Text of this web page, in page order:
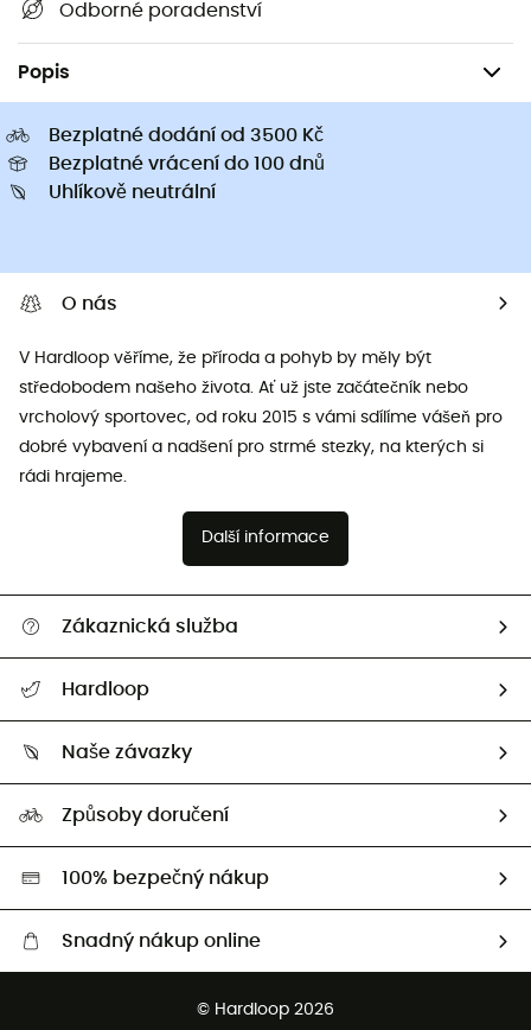
Odborné poradenství
Popis
Kempingové vybavení Kuchyně
Bezplatné dodání od 3500 Kč
Bezplatné vrácení do 100 dnů
Uhlíkově neutrální
O nás
V Hardloop věříme, že příroda a pohyb by měly být
středobodem našeho života. Ať už jste začátečník nebo
vrcholový sportovec, od roku 2015 s vámi sdílíme vášeň pro
dobré vybavení a nadšení pro strmé stezky, na kterých si
rádi hrajeme.
Další informace
Zákaznická služba
Vrácení zboží a peněz
Hardloop
Naši Ambasadoři
Naše závazky
Second hand
HardGreen
Způsoby doručení
100% bezpečný nákup
Snadný nákup online
Bezplatné vrácení do 100 dnů
© Hardloop 2026